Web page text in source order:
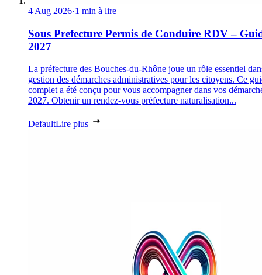
4 Aug 2026·1 min à lire
Sous Prefecture Permis de Conduire RDV –
2027
La préfecture des Bouches-du-Rhône joue un rôle essentiel
gestion des démarches administratives pour les citoyens. Ce
complet a été conçu pour vous accompagner dans vos
2027. Obtenir un rendez-vous préfecture naturalisation...
DefaultLire plus